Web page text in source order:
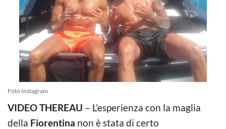
Foto Instagram
VIDEO THEREAU – L’esperienza con la maglia
della Fiorentina non è stata di certo